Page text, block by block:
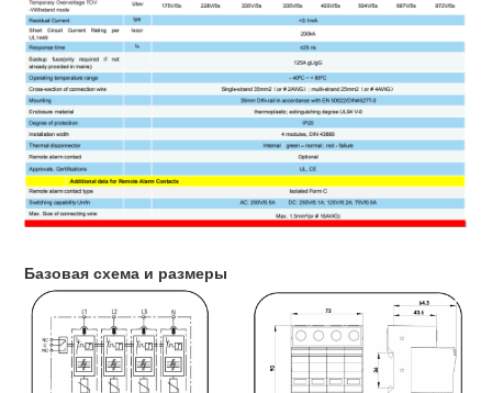
Базовая схема и размеры